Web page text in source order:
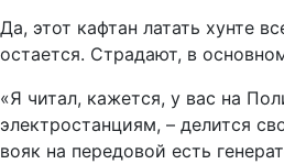
Да, этот кафтан латать хунте
остается. Страдают, в
«Я читал, кажется, у вас на
электростанциям, – делится
вояк на передовой есть